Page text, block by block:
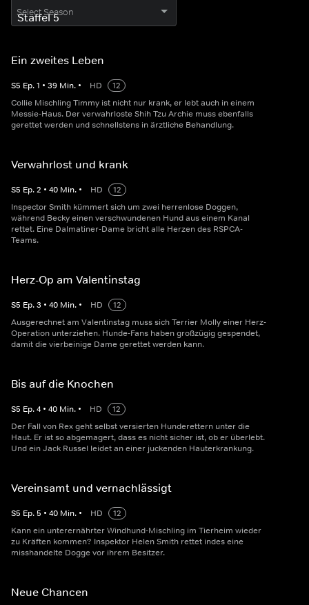
Select Season
Ein zweites Leben
S5 Ep.1 • 39 Min. • HD
12
Collie Mischling Timmy ist nicht nur krank, er lebt auch in einem
Messie-Haus. Der verwahrloste Shih Tzu Archie muss ebenfalls
gerettet werden und schnellstens in ärztliche Behandlung.
Verwahrlost und krank
S5 Ep.2 • 40 Min. • HD
12
Inspector Smith kümmert sich um zwei herrenlose Doggen,
während Becky einen verschwundenen Hund aus einem Kanal
rettet. Eine Dalmatiner-Dame bricht alle Herzen des RSPCA-
Teams.
Herz-Op am Valentinstag
S5 Ep.3 • 40 Min. • HD
12
Ausgerechnet am Valentinstag muss sich Terrier Molly einer Herz-
Operation unterziehen. Hunde-Fans haben großzügig gespendet,
damit die vierbeinige Dame gerettet werden kann.
Bis auf die Knochen
S5 Ep.4 • 40 Min. • HD
12
Der Fall von Rex geht selbst versierten Hunderettern unter die
Haut. Er ist so abgemagert, dass es nicht sicher ist, ob er überlebt.
Und ein Jack Russel leidet an einer juckenden Hauterkrankung.
Vereinsamt und vernachlässigt
S5 Ep.5 • 40 Min. • HD
12
Kann ein unterernährter Windhund-Mischling im Tierheim wieder
zu Kräften kommen? Inspektor Helen Smith rettet indes eine
misshandelte Dogge vor ihrem Besitzer.
Neue Chancen